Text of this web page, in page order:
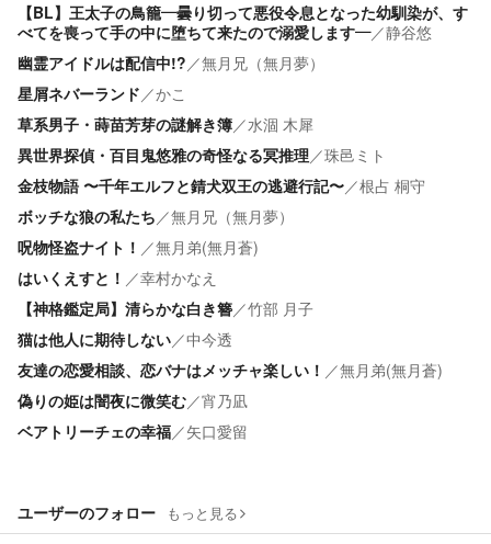
【BL】王太子の鳥籠―曇り切って悪役令息となった幼馴染が、す
べてを喪って手の中に堕ちて来たので溺愛します―／静谷悠
幽霊アイドルは配信中!?／無月兄（無月夢）
星屑ネバーランド／かこ
草系男子・蒔苗芳芽の謎解き簿／水涸 木犀
異世界探偵・百目鬼悠雅の奇怪なる冥推理／珠邑ミト
金枝物語 〜千年エルフと錆犬双王の逃避行記〜／根占 桐守
ボッチな狼の私たち／無月兄（無月夢）
呪物怪盗ナイト！ ／無月弟(無月蒼)
はいくえすと！ ／幸村かなえ
【神格鑑定局】清らかな白き簪／竹部 月子
猫は他人に期待しない／中今透
友達の恋愛相談、恋バナはメッチャ楽しい！ ／無月弟(無月蒼)
偽りの姫は闇夜に微笑む／宵乃凪
ベアトリーチェの幸福／矢口愛留
ユーザーのフォロー もっと見る